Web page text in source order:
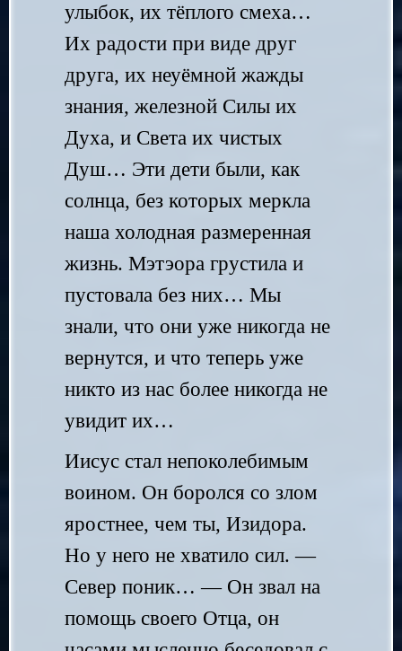
улыбок, их тёплого смеха…
Их радости при виде друг
друга, их неуёмной жажды
знания, железной Силы их
Духа, и Света их чистых
Душ… Эти дети были, как
солнца, без которых меркла
наша холодная размеренная
жизнь. Мэтэора грустила и
пустовала без них… Мы
знали, что они уже никогда не
вернутся, и что теперь уже
никто из нас более никогда не
увидит их…
Иисус стал непоколебимым
воином. Он боролся со злом
яростнее, чем ты, Изидора.
Но у него не хватило сил. —
Север поник… — Он звал на
помощь своего Отца, он